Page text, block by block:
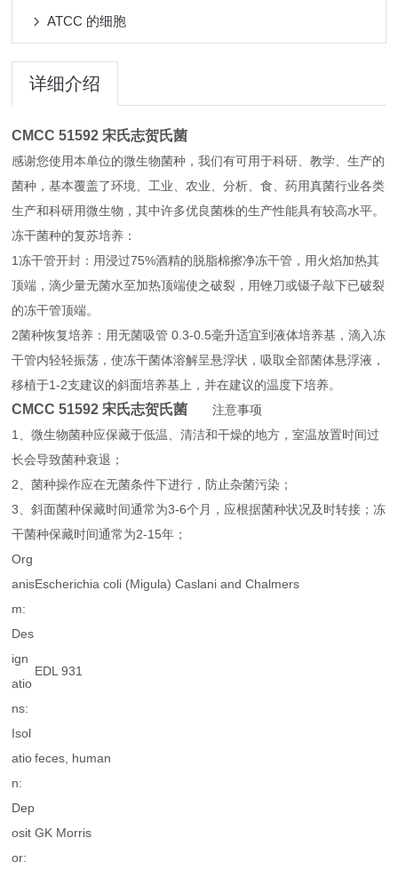
ATCC 的细胞
详细介绍
CMCC 51592 宋氏志贺氏菌
感谢您使用本单位的微生物菌种，我们有可用于科研、教学、生产的
菌种，基本覆盖了环境、工业、农业、分析、食、药用真菌行业各类
生产和科研用微生物，其中许多优良菌株的生产性能具有较高水平。
冻干菌种的复苏培养：
1冻干管开封：用浸过75%酒精的脱脂棉擦净冻干管，用火焰加热其
顶端，滴少量无菌水至加热顶端使之破裂，用锉刀或镊子敲下已破裂
的冻干管顶端。
2菌种恢复培养：用无菌吸管 0.3-0.5毫升适宜到液体培养基，滴入冻
干管内轻轻振荡，使冻干菌体溶解呈悬浮状，吸取全部菌体悬浮液，
移植于1-2支建议的斜面培养基上，并在建议的温度下培养。
CMCC 51592 宋氏志贺氏菌
注意事项
1、微生物菌种应保藏于低温、清洁和干燥的地方，室温放置时间过
长会导致菌种衰退；
2、菌种操作应在无菌条件下进行，防止杂菌污染；
3、斜面菌种保藏时间通常为3-6个月，应根据菌种状况及时转接；冻
干菌种保藏时间通常为2-15年；
Org
anis
m:
Escherichia coli (Migula) Caslani and Chalmers
Des
ign
atio
ns:
EDL 931
Isol
atio
n:
feces, human
Dep
osit
or:
GK Morris